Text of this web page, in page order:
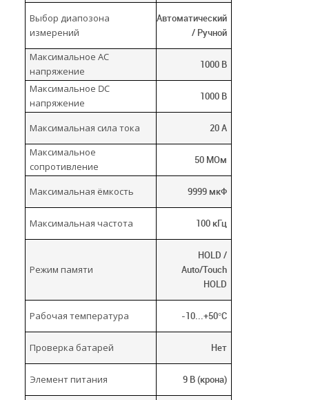
Выбор диапозона
измерений
Автоматический
/ Ручной
Максимальное AC
напряжение
1000 В
Максимальное DC
напряжение
1000 В
Максимальная сила тока
20 A
Максимальное
сопротивление
50 МОм
Максимальная ёмкость 9999 мкФ
Максимальная частота 100 кГц
Режим памяти
HOLD /
Auto/Touch
HOLD
Рабочая температура -10...+50°C
Проверка батарей Нет
Элемент питания 9 В (крона)